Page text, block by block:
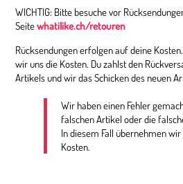
WICHTIG: Bitte besuche vor
Seitewhatilike.ch/retouren
Rücksendungen erfolgen auf deine
wir uns die Kosten. Du zahlst den
Artikels und wir das Schicken des neuen
Wir haben einen Fehler
falschen Artikel oder die
In diesem Fall übernehmen
Kosten.